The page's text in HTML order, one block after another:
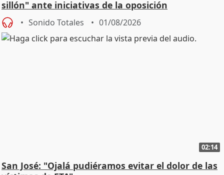
sillón" ante iniciativas de la oposición
Sonido Totales 01/08/2026
02:14
San José: "Ojalá pudiéramos evitar el dolor de las